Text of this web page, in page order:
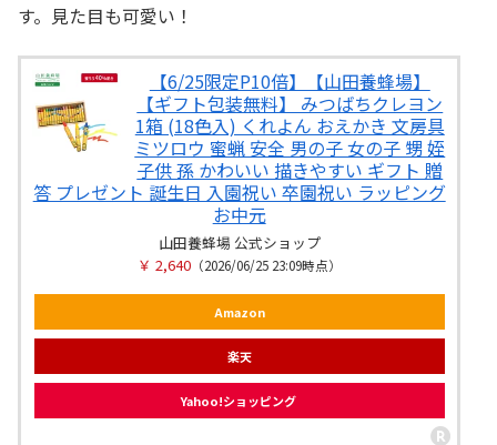
す。見た目も可愛い！
【6/25限定P10倍】【山田養蜂場】
【ギフト包装無料】 みつばちクレヨン
1箱 (18色入) くれよん おえかき 文房具
ミツロウ 蜜蝋 安全 男の子 女の子 甥 姪
子供 孫 かわいい 描きやすい ギフト 贈
答 プレゼント 誕生日 入園祝い 卒園祝い ラッピング
お中元
山田養蜂場 公式ショップ
￥ 2,640（2026/06/25 23:09時点）
Amazon
楽天
Yahoo!ショッピング